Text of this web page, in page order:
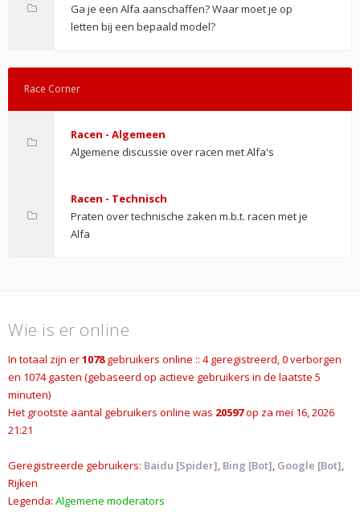
Ga je een Alfa aanschaffen? Waar moet je op
letten bij een bepaald model?
Race Corner
Racen - Algemeen
Algemene discussie over racen met Alfa's
Racen - Technisch
Praten over technische zaken m.b.t. racen met je
Alfa
Wie is er online
In totaal zijn er1078gebruikers online :: 4 geregistreerd, 0 verborgen
en 1074 gasten (gebaseerd op actieve gebruikers in de laatste 5
minuten)
Het grootste aantal gebruikers online was 20597op za mei 16, 2026
21:21
Geregistreerde gebruikers: Baidu [Spider], Bing [Bot], Google [Bot],
Rijken
Legenda: Algemene moderators